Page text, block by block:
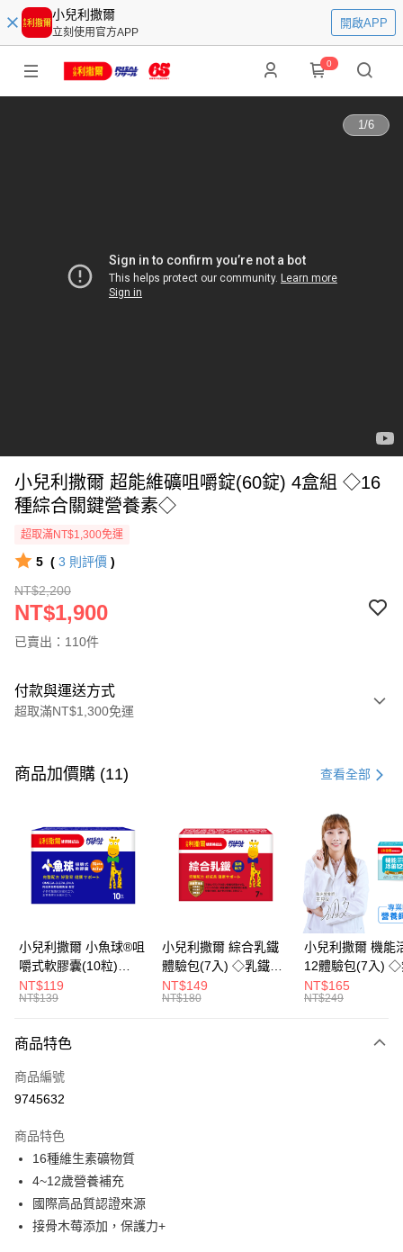
小兒利撒爾
立刻使用官方APP
開啟APP
0
1/6
小兒利撒爾 超能維礦咀嚼錠(60錠) 4盒組 ◇16
種綜合關鍵營養素◇
超取滿NT$1,300免運
5 ( 3 則評價 )
NT$2,200
NT$1,900
已賣出：110件
付款與運送方式
超取滿NT$1,300免運
信用卡一次付款
LINE Pay
Apple Pay
街口支付
悠遊付
Google Pay
全盈+PAY
大哥付你分期
【大哥付你分期使用說明】
1.本服務由台灣大哥大提供，台灣大哥大用戶可立即使用無須另外申請。
流程，驗證手機門號後，選擇欲分期的期數、繳款截止日，確認付款後即完
成交易。
3.實際核准額度、可分期數及費用金額請依後續交易確認頁面所載為準。
4.訂單成立30分鐘內，如未前往確認交易或遇審核未通過，訂單將自動取
法說明評估內容。
【繳款方式說明】
AFTEE先享後付
【關於「AFTEE先享後付」】
AFTEE先享後付是「在收到商品之後才付款」的支付方式。 讓您購物簡單
便利好安心！
１．簡單：不需註冊會員、不需綁卡、不需儲值。
２．便利：只要手機號碼，簡訊認證，即可結帳。
３．安心：先確認商品／服務後，再付款。
ATM付款
全家取貨付款
商品加價購 (11) 查看全部
小兒利撒爾 小魚球®咀
嚼式軟膠囊(10粒)
◇OMEGA-
3(EPA+DHA)+rTG型魚
NT$119
NT$139
小兒利撒爾 綜合乳鐵
體驗包(7入) ◇乳鐵蛋
白+藻精蛋白+DHA藻
油+專利大豆卵磷脂 成
NT$149
NT$180
小兒利撒爾 機能
12體驗包(7入) ◇
糖添加◇
NT$165
NT$249
商品特色
商品編號
9745632
商品特色
16種維生素礦物質
4~12歲營養補充
國際高品質認證來源
接骨木莓添加，保護力+